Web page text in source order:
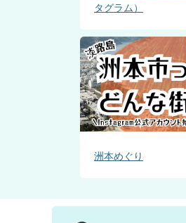
タグラム）
洲本めぐり